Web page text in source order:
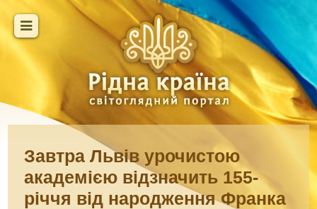
Завтра Львів урочистою
академією відзначить 155-
річчя від народження Франка